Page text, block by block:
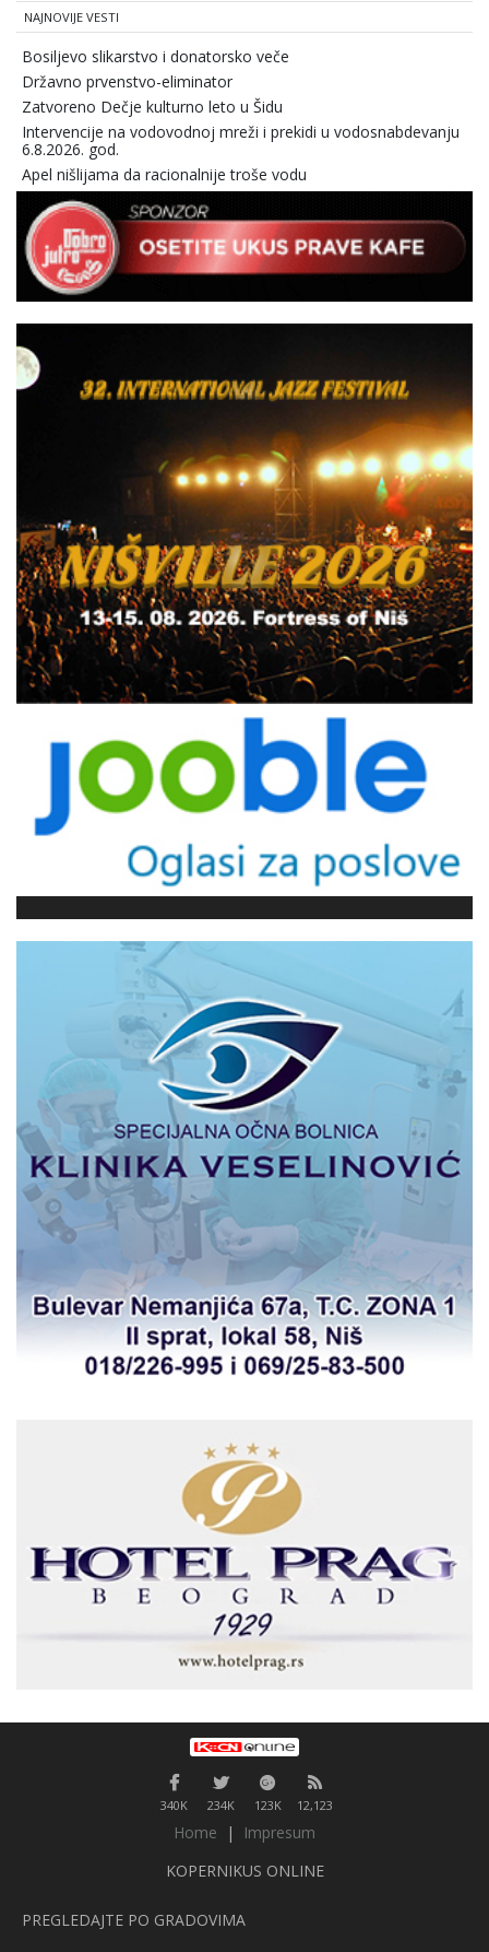
NAJNOVIJE VESTI
Bosiljevo slikarstvo i donatorsko veče
Državno prvenstvo-eliminator
Zatvoreno Dečje kulturno leto u Šidu
Intervencije na vodovodnoj mreži i prekidi u vodosnabdevanju
6.8.2026. god.
Apel nišlijama da racionalnije troše vodu
340K 234K 123K 12,123
Home |
Impresum
KOPERNIKUS ONLINE
PREGLEDAJTE PO GRADOVIMA